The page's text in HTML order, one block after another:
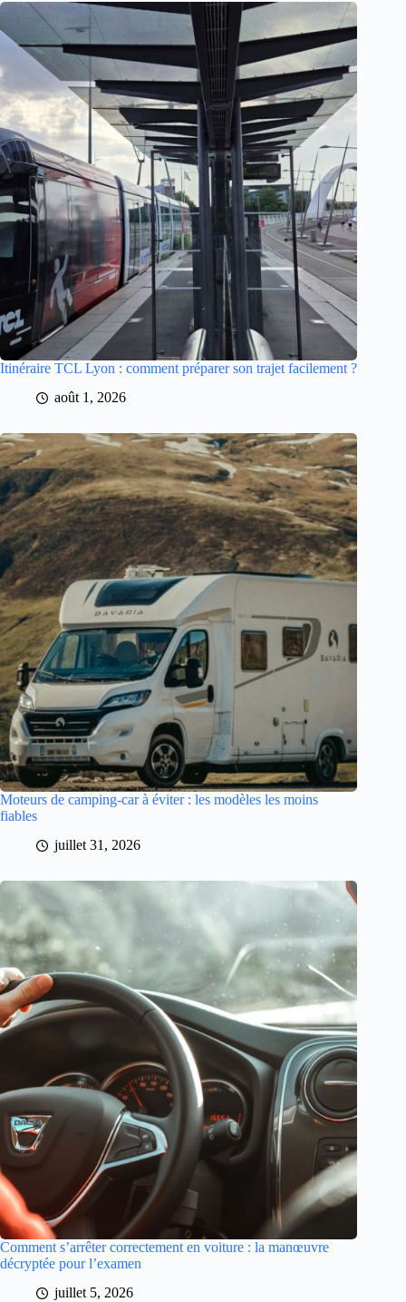
Itinéraire TCL Lyon : comment préparer son trajet facilement ?
août 1, 2026
Moteurs de camping-car à éviter : les modèles les moins
fiables
juillet 31, 2026
Comment s’arrêter correctement en voiture : la manœuvre
décryptée pour l’examen
juillet 5, 2026